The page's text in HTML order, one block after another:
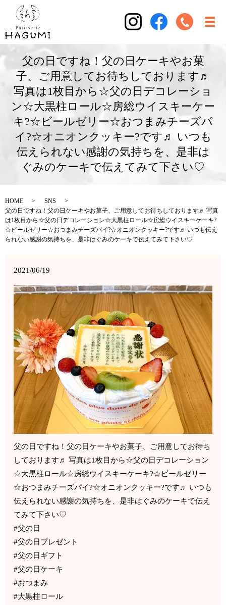
父の日ですね！父の日ケーキやお菓
子、ご用意してお待ちしております♬
写真は1枚目から☆父の日デコレーショ
ン☆大黒柱ロール☆房総ウイスキーケー
キ?☆ビールゼリー☆おつまみチーズパ
イ?☆オニオンクッキー?です♬ いつも
伝えられない感謝の気持ちを、是非は
ぐみのケーキで伝えてみて下さい♡
HOME
SNS
父の日ですね！父の日ケーキやお菓子、ご用意してお待ちしております♬ 写真
は1枚目から☆父の日デコレーション☆大黒柱ロール☆房総ウイスキーケーキ?
☆ビールゼリー☆おつまみチーズパイ?☆オニオンクッキー?です♬ いつも伝え
られない感謝の気持ちを、是非はぐみのケーキで伝えてみて下さい♡
2021/06/19
父の日ですね！父の日ケーキやお菓子、ご用意してお待ち
しております♬ 写真は1枚目から☆父の日デコレーション
☆大黒柱ロール☆房総ウイスキーケーキ?☆ビールゼリー
☆おつまみチーズパイ?☆オニオンクッキー?です♬ いつも
伝えられない感謝の気持ちを、是非はぐみのケーキで伝え
てみて下さい♡
#父の日
#父の日プレゼント
#父の日ギフト
#父の日ケーキ
#おつまみ
#大黒柱ロール